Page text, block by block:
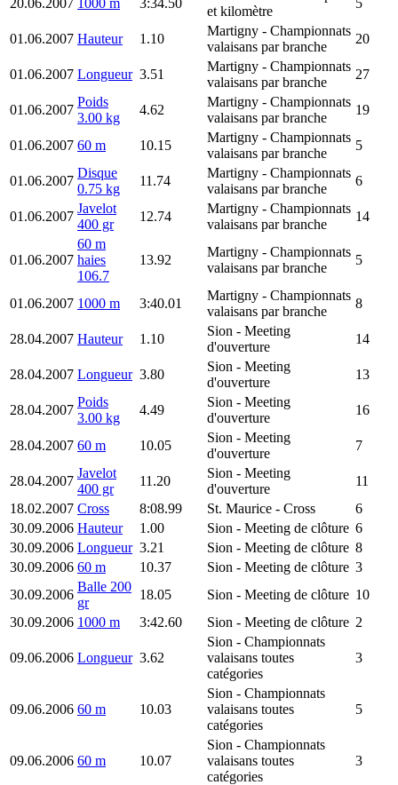
et kilomètre
01.06.2007 Hauteur 1.10
Martigny - Championnats
valaisans par branche
20
01.06.2007 Longueur 3.51
Martigny - Championnats
valaisans par branche
27
01.06.2007
Poids
3.00 kg
4.62
Martigny - Championnats
valaisans par branche
19
01.06.2007 60 m 10.15
Martigny - Championnats
valaisans par branche
5
01.06.2007
Disque
0.75 kg
11.74
Martigny - Championnats
valaisans par branche
6
01.06.2007
Javelot
400 gr
12.74
Martigny - Championnats
valaisans par branche
14
01.06.2007
60 m
haies
106.7
13.92
Martigny - Championnats
valaisans par branche
5
01.06.2007 1000 m 3:40.01
Martigny - Championnats
valaisans par branche
8
28.04.2007 Hauteur 1.10
Sion - Meeting
d'ouverture
14
28.04.2007 Longueur 3.80
Sion - Meeting
d'ouverture
13
28.04.2007
Poids
3.00 kg
4.49
Sion - Meeting
d'ouverture
16
28.04.2007 60 m 10.05
Sion - Meeting
d'ouverture
7
28.04.2007
Javelot
400 gr
11.20
Sion - Meeting
d'ouverture
11
18.02.2007 Cross 8:08.99 St. Maurice - Cross
6
30.09.2006 Hauteur 1.00 Sion - Meeting de clôture 6
30.09.2006 Longueur 3.21 Sion - Meeting de clôture 8
30.09.2006 60 m 10.37 Sion - Meeting de clôture 3
30.09.2006
Balle 200
gr
18.05 Sion - Meeting de clôture 10
30.09.2006 1000 m 3:42.60 Sion - Meeting de clôture 2
09.06.2006 Longueur 3.62
Sion - Championnats
valaisans toutes
catégories
3
09.06.2006 60 m 10.03
Sion - Championnats
valaisans toutes
catégories
5
09.06.2006 60 m 10.07
Sion - Championnats
valaisans toutes
catégories
3